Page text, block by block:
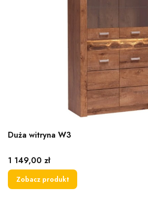
Duża witryna W3
Cena
1 149,00 zł
Zobacz produkt